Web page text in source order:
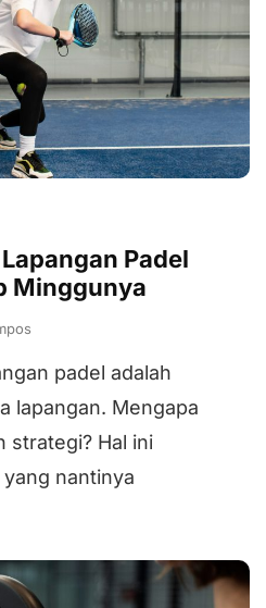
Padel
Minggunya
padel adalah
lapangan. Mengapa
strategi? Hal ini
nantinya